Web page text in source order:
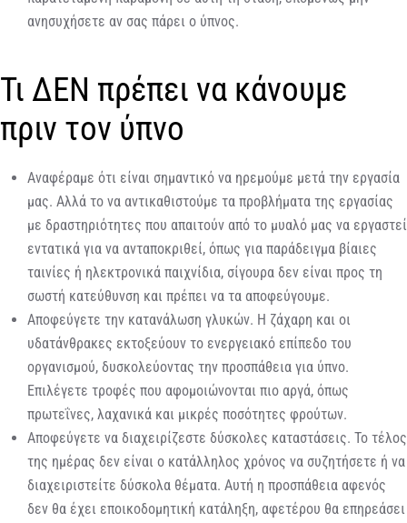
ανησυχήσετε αν σας πάρει ο ύπνος.
Τι ΔΕΝ πρέπει να κάνουμε
πριν τον ύπνο
Αναφέραμε ότι είναι σημαντικό να ηρεμούμε μετά την εργασία
μας. Αλλά το να αντικαθιστούμε τα προβλήματα της εργασίας
με δραστηριότητες που απαιτούν από το μυαλό μας να εργαστεί
εντατικά για να ανταποκριθεί, όπως για παράδειγμα βίαιες
ταινίες ή ηλεκτρονικά παιχνίδια, σίγουρα δεν είναι προς τη
σωστή κατεύθυνση και πρέπει να τα αποφεύγουμε.
Αποφεύγετε την κατανάλωση γλυκών. Η ζάχαρη και οι
υδατάνθρακες εκτοξεύουν το ενεργειακό επίπεδο του
οργανισμού, δυσκολεύοντας την προσπάθεια για ύπνο.
Επιλέγετε τροφές που αφομοιώνονται πιο αργά, όπως
πρωτεΐνες, λαχανικά και μικρές ποσότητες φρούτων.
Αποφεύγετε να διαχειρίζεστε δύσκολες καταστάσεις. Το τέλος
της ημέρας δεν είναι ο κατάλληλος χρόνος να συζητήσετε ή να
διαχειριστείτε δύσκολα θέματα. Αυτή η προσπάθεια αφενός
δεν θα έχει εποικοδομητική κατάληξη, αφετέρου θα επηρεάσει